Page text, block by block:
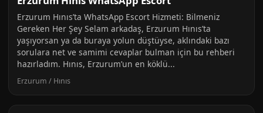
Erzurum Hınıs’ta WhatsApp Escort Hizmeti: Bilmeniz
Gereken Her Şey Selam arkadaş, Erzurum Hınıs’ta
yaşıyorsan ya da buraya yolun düştüyse, aklındaki bazı
sorulara net ve samimi cevaplar bulman için bu rehberi
hazırladım. Hınıs, Erzurum’un en köklü...
Erzurum / Hınıs